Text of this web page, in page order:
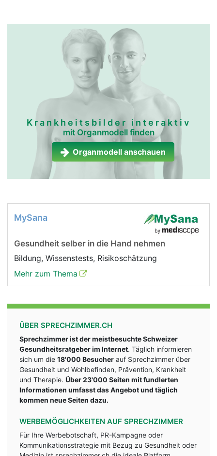
Krankheitsbilder interaktiv
mit Organmodell finden
Organmodell anschauen
MySana
Gesundheit selber in die Hand nehmen
Bildung, Wissenstests, Risikoschätzung
Mehr zum Thema
ÜBER SPRECHZIMMER.CH
Sprechzimmer ist der meistbesuchte Schweizer
Gesundheitsratgeber im Internet. Täglich informieren
sich um die 18'000 Besucher auf Sprechzimmer über
Gesundheit und Wohlbefinden, Prävention, Krankheit
und Therapie. Über 23'000 Seiten mit fundlerten
Informationen umfasst das Angebot und täglich
kommen neue Seiten dazu.
WERBEMÖGLICHKEITEN AUF SPRECHZIMMER
Für Ihre Werbebotschaft, PR-Kampagne oder
Kommunikationsstrategie mit Bezug zu Gesundheit oder